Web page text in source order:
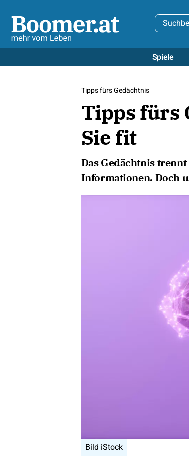
Spiele
Tipps fürs Gedächtnis
Tipps fürs
Sie fit
Das Gedächtnis
Informationen. Doch
Bild iStock